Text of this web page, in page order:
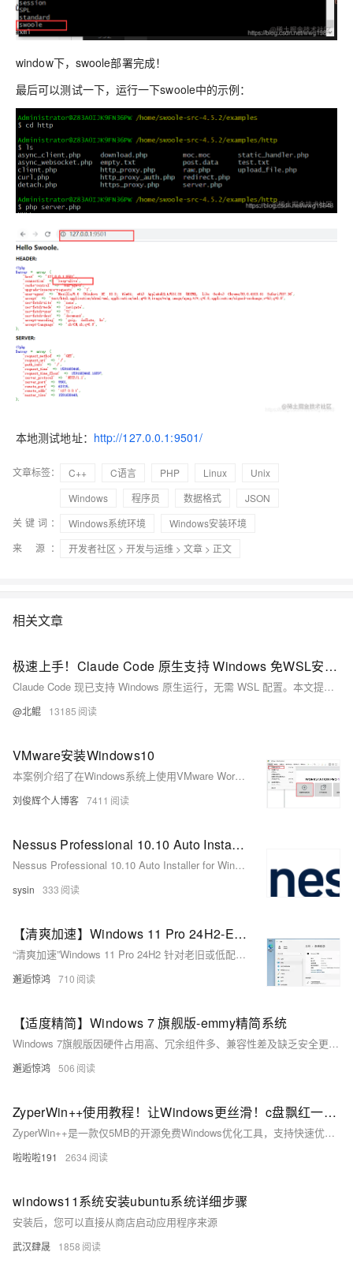
window下，swoole部署完成！
最后可以测试一下，运行一下swoole中的示例：
本地测试地址： http://127.0.0.1:9501/
文章标签： C++ C语言 PHP Linux
Unix
Windows
程序员 数据格式
JSON
关键词：
Windows系统环境
Windows安装环境
来 源：
开发者社区 > 开发与运维 > 文章 > 正文
相关文章
极速上手！Claude Code 原生支持 Windows 免WSL安装教程
Claude Code 现已支持 Windows 原生运行，无需 WSL 配置。本文提供详细安装教程，涵盖 Node.js 环境验证、Git 安装及 Claude Code 配置步骤，助你快速上手这一强大 AI 编程工具。
@北鲲 13185
VMware安装Windows10
本案例介绍了在Windows系统上使用VMware Workstation 17.5 Pro安装配置Windows 10虚拟机的详细步骤，包括所需设备、软件下载链接、虚拟机设置及系统安装全过程。
刘俊辉个人博客 7411
Nessus Professional 10.10 Auto Installer for Windows - Nessus 自动化安装程序
Nessus Professional 10.10 Auto Installer for Windows - Nessus 自动化安装程序
sysin 333
【清爽加速】Windows 11 Pro 24H2-Emmy精简系统
“清爽加速”Windows 11 Pro 24H2 针对老旧或低配设备，通过精简系统、优化服务与简化装机流程，降低资源占用，提升运行流畅度，兼顾安全性与稳定性，让老设备也能轻松应对日常办公与轻度娱乐需求。
邂逅惊鸿 710
【适度精简】Windows 7 旗舰版-emmy精简系统
Windows 7旗舰版因硬件占用高、冗余组件多、兼容性差及缺乏安全更新等问题，逐渐难以满足用户需求。适度精简版通过去除无用组件、优化性能与安全性，提升老旧设备运行效率，增强兼容性与稳定性，同时保留用户熟悉的操作界面，降低学习成本，满足个性化需求，延续Windows 7的实用价值。
邂逅惊鸿 506
ZyperWin++使用教程！让Windows更丝滑！c盘飘红一键搞定！ZyperWin++解决系统优化、Office安装和系统激活
ZyperWin++是一款仅5MB的开源免费Windows优化工具，支持快速优化、自定义设置与垃圾清理，兼具系统加速、隐私保护、Office安装等功能，轻便无广告，小白也能轻松上手，是提升电脑性能的全能管家。
啦啦啦191 2634
windows11系统安装ubuntu系统详细步骤
安装后，您可以直接从商店启动应用程序来源
武汉肆晟 1858